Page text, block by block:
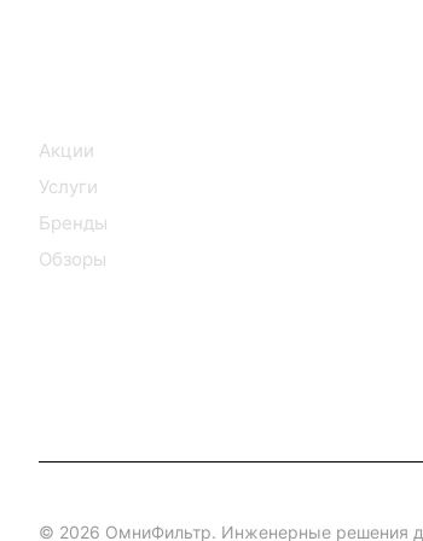
Акции
Услуги
Бренды
Обзоры
© 2026 ОмниФильтр. Инженерные решения